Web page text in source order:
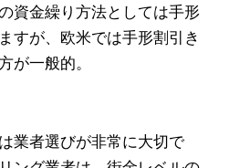
資金繰り方法としては手形
すが、欧米では手形割引き
が一般的。
業者選びが非常に大切で